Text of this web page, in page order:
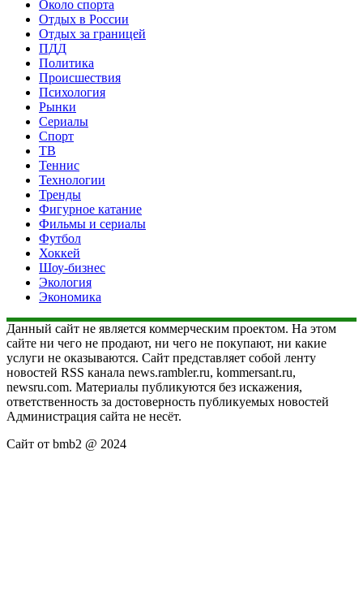
Около спорта
Отдых в России
Отдых за границей
ПДД
Политика
Происшествия
Психология
Рынки
Сериалы
Спорт
ТВ
Теннис
Технологии
Тренды
Фигурное катание
Фильмы и сериалы
Футбол
Хоккей
Шоу-бизнес
Экология
Экономика
Данный сайт не является коммерческим проектом. На этом
сайте ни чего не продают, ни чего не покупают, ни какие
услуги не оказываются. Сайт представляет собой ленту
новостей RSS канала news.rambler.ru, kommersant.ru,
newsru.com. Материалы публикуются без искажения,
ответственность за достоверность публикуемых новостей
Администрация сайта не несёт.
Сайт от bmb2 @ 2024